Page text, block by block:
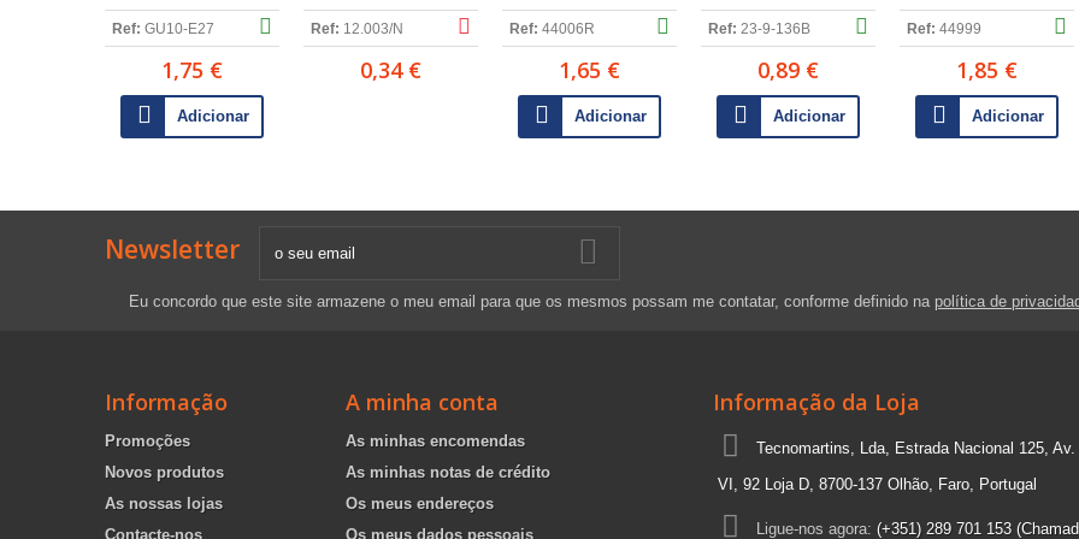
Ref: GU10-E27
1,75 €
Adicionar
Ref: 12.003/N
0,34 €
Ref: 44006R
1,65 €
Adicionar
Ref: 23-9-136B
0,89 €
Adicionar
Ref: 44999
1,85 €
Adicionar
Newsletter
Eu concordo que este site armazene o meu email para que os mesmos possam me contatar, conforme definido na política de
Informação
Promoções
Novos produtos
As nossas lojas
Contacte-nos
A minha conta
As minhas encomendas
As minhas notas de crédito
Os meus endereços
Os meus dados pessoais
Informação da Loja
Tecnomartins, Lda, Estrada Nacional 125,
VI, 92 Loja D, 8700-137 Olhão, Faro, Portugal
Ligue-nos agora: (+351) 289 701 153